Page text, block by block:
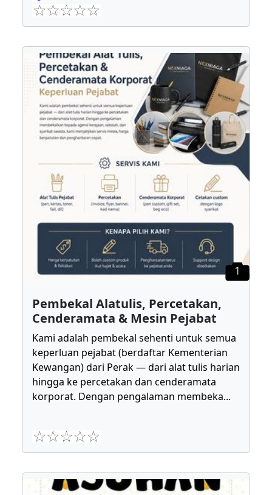
1
Pembekal Alatulis, Percetakan,
Cenderamata & Mesin Pejabat
Kami adalah pembekal sehenti untuk semua
keperluan pejabat (berdaftar Kementerian
Kewangan) dari Perak — dari alat tulis harian
hingga ke percetakan dan cenderamata
korporat. Dengan pengalaman membeka...